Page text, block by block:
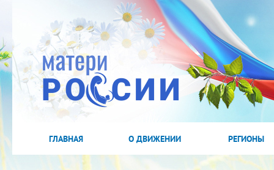
ГЛАВНАЯ О ДВИЖЕНИИ РЕГИОНЫ